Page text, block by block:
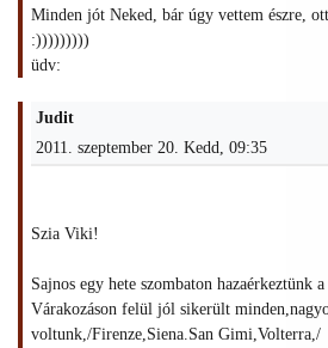
Minden jót Neked, bár úgy vettem észre,
:)))))))))
üdv:
Judit
2011. szeptember 20. Kedd, 09:35
Szia Viki!
Sajnos egy hete szombaton hazaérkeztünk a
Várakozáson felül jól sikerült
voltunk,/Firenze,Siena.San Gimi,Volterra,/